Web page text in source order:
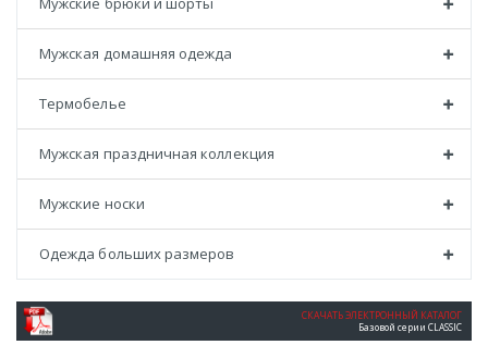
Мужская домашняя одежда
Термобелье
Мужская праздничная коллекция
Мужские носки
Одежда больших размеров
СКАЧАТЬ ЭЛЕКТРОННЫЙ КАТАЛОГ
Базовой серии CLASSIC